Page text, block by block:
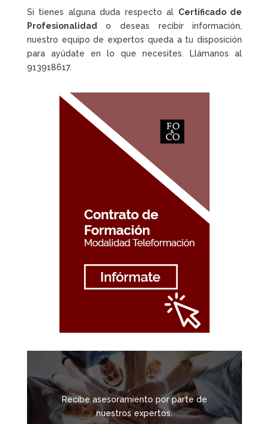
Si tienes alguna duda respecto al Certificado de
Profesionalidad
o deseas recibir información,
nuestro equipo de expertos queda a tu disposición
para ayúdate en lo que necesites. Llámanos al
913918617.
Recibe asesoramiento por parte de
nuestros expertos.